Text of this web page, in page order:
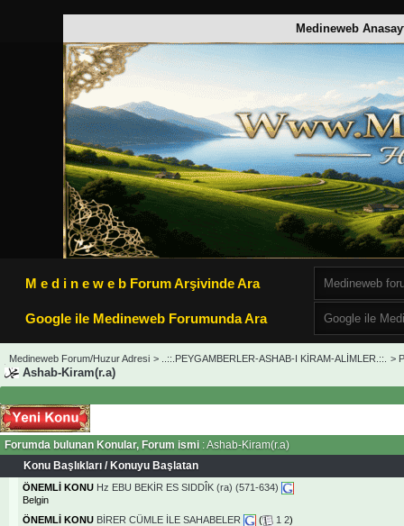
Medineweb
M e d i n e w e b Forum Arşivinde Ara
Google ile Medineweb Forumunda Ara
Medineweb Forum/Huzur Adresi > ..::.PEYGAMBERLER-ASHAB-I KİRAM-ALİMLER.::. >
Ashab-Kiram(r.a)
Forumda bulunan Konular, Forum ismi : Ashab-Kiram(r.a)
Konu Başlıkları / Konuyu Başlatan
ÖNEMLİ KONU Hz EBU BEKİR ES SIDDÎK (ra) (571-634)
Belgin
ÖNEMLİ KONU BİRER CÜMLE İLE SAHABELER ( 1 2)